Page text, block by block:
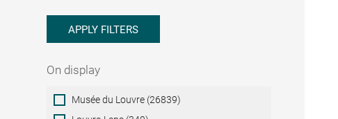
APPLY FILTERS
On display
On
display
Musée du Louvre (26839)